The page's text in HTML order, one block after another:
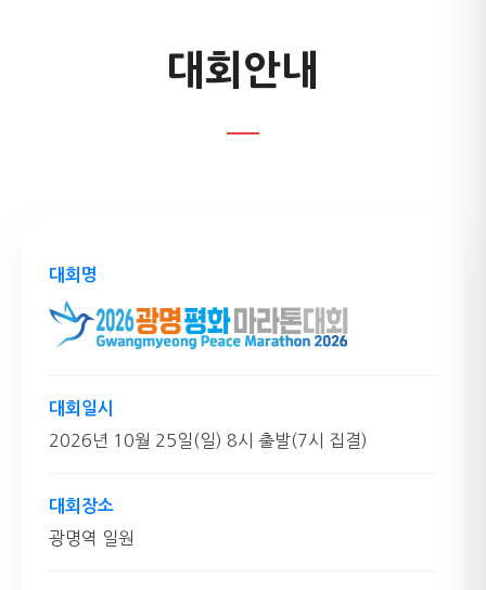
대회안내
대회명
대회일시
2026년 10월 25일(일) 8시 출발(7시 집결)
대회장소
광명역 일원